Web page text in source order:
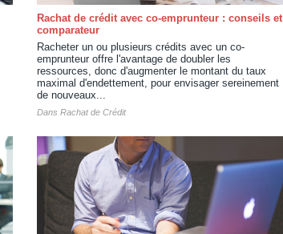
Rachat de crédit avec co-emprunteur : conseils et
comparateur
Racheter un ou plusieurs crédits avec un co-
emprunteur offre l'avantage de doubler les
ressources, donc d'augmenter le montant du taux
maximal d'endettement, pour envisager sereinement
de nouveaux...
Dans Rachat de Crédit